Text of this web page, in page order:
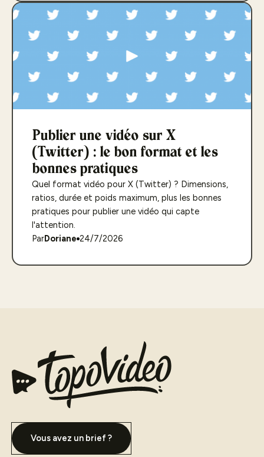
Publier une vidéo sur X
(Twitter) : le bon format et les
bonnes pratiques
Quel format vidéo pour X (Twitter) ? Dimensions,
ratios, durée et poids maximum, plus les bonnes
pratiques pour publier une vidéo qui capte
l'attention.
ParDoriane 24/7/2026
Vous avez un brief ?